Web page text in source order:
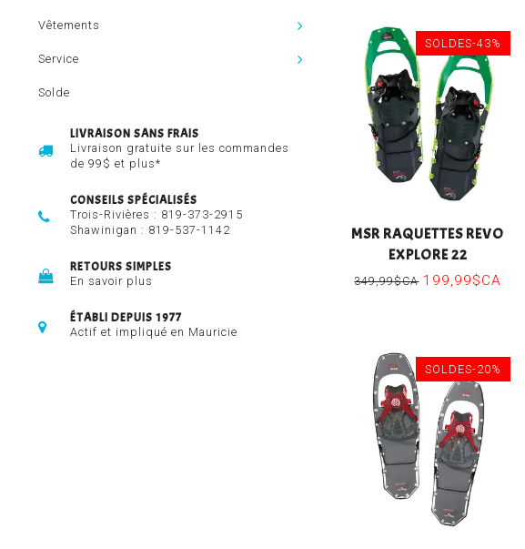
Vêtements
Service
Solde
LIVRAISON SANS FRAIS
Livraison gratuite sur les commandes
de 99$ et plus*
CONSEILS SPÉCIALISÉS
Trois-Rivières : 819-373-2915
Shawinigan : 819-537-1142
RETOURS SIMPLES
En savoir plus
ÉTABLI DEPUIS 1977
Actif et impliqué en Mauricie
SOLDES-43%
MSR RAQUETTES REVO
EXPLORE 22
349,99$CA199,99$CA
SOLDES-20%